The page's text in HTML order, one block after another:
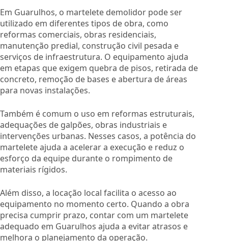
Em Guarulhos, o martelete demolidor pode ser
utilizado em diferentes tipos de obra, como
reformas comerciais, obras residenciais,
manutenção predial, construção civil pesada e
serviços de infraestrutura. O equipamento ajuda
em etapas que exigem quebra de pisos, retirada de
concreto, remoção de bases e abertura de áreas
para novas instalações.
Também é comum o uso em reformas estruturais,
adequações de galpões, obras industriais e
intervenções urbanas. Nesses casos, a potência do
martelete ajuda a acelerar a execução e reduz o
esforço da equipe durante o rompimento de
materiais rígidos.
Além disso, a locação local facilita o acesso ao
equipamento no momento certo. Quando a obra
precisa cumprir prazo, contar com um martelete
adequado em Guarulhos ajuda a evitar atrasos e
melhora o planejamento da operação.